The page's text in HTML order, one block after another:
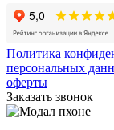
Политика
персональных
оферты
Заказать звонок